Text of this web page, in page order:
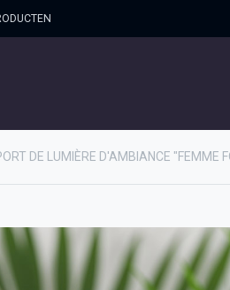
DE LUMIÈRE D'AMBIANCE "FEMME